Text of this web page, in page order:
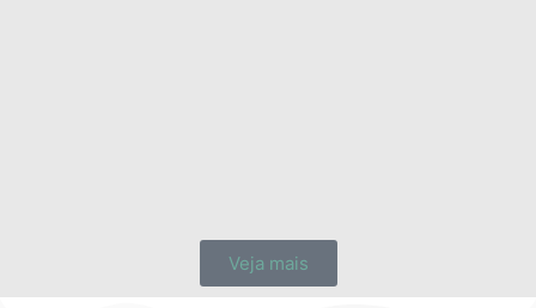
Veja mais